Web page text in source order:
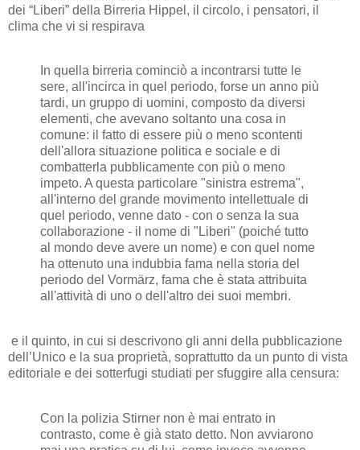
dei “Liberi” della Birreria Hippel, il circolo, i pensatori, il
clima che vi si respirava
In quella birreria cominciò a incontrarsi tutte le
sere, all'incirca in quel periodo, forse un anno più
tardi, un gruppo di uomini, composto da diversi
elementi, che avevano soltanto una cosa in
comune: il fatto di essere più o meno scontenti
dell'allora situazione politica e sociale e di
combatterla pubblicamente con più o meno
impeto. A questa particolare "sinistra estrema",
all'interno del grande movimento intellettuale di
quel periodo, venne dato - con o senza la sua
collaborazione - il nome di "Liberi" (poiché tutto
al mondo deve avere un nome) e con quel nome
ha ottenuto una indubbia fama nella storia del
periodo del Vormärz, fama che è stata attribuita
all'attività di uno o dell'altro dei suoi membri.
e il quinto, in cui si descrivono gli anni della pubblicazione
dell’Unico e la sua proprietà, soprattutto da un punto di vista
editoriale e dei sotterfugi studiati per sfuggire alla censura:
Con la polizia Stirner non è mai entrato in
contrasto, come è già stato detto. Non avviarono